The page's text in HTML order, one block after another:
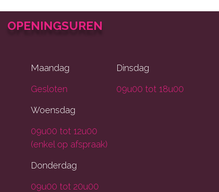
OPENINGSUREN
Maandag
Gesloten
Dinsdag
09u00 tot 18u00
Woensdag
09u00 tot 12u00
(enkel op afspraak)
Donderdag
09u00 tot 20u00